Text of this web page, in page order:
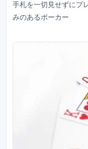
手札を一切見せずにプ
みのあるポーカー